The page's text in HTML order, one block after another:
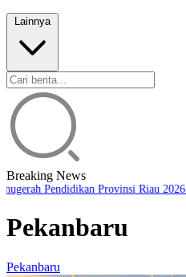
Lainnya
Breaking News
Pendidikan Provinsi Riau 2026.
Pekanbaru
Pekanbaru